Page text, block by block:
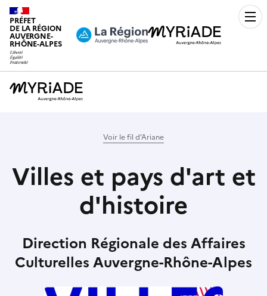
PRÉFET
DE LA RÉGION
AUVERGNE-
RHÔNE-ALPES
Voir le fil d’Ariane
Villes et pays d'art et
d'histoire
Direction Régionale des Affaires
Culturelles Auvergne-Rhône-Alpes